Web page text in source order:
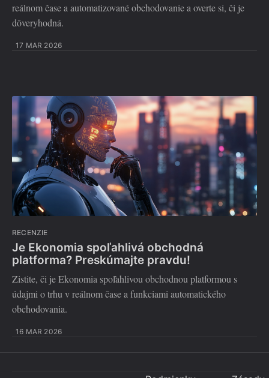
reálnom čase a automatizované obchodovanie a overte si, či je
dôveryhodná.
17 MAR 2026
RECENZIE
Je Ekonomia spoľahlivá obchodná
platforma? Preskúmajte pravdu!
Zistite, či je Ekonomia spoľahlivou obchodnou platformou s
údajmi o trhu v reálnom čase a funkciami automatického
obchodovania.
16 MAR 2026